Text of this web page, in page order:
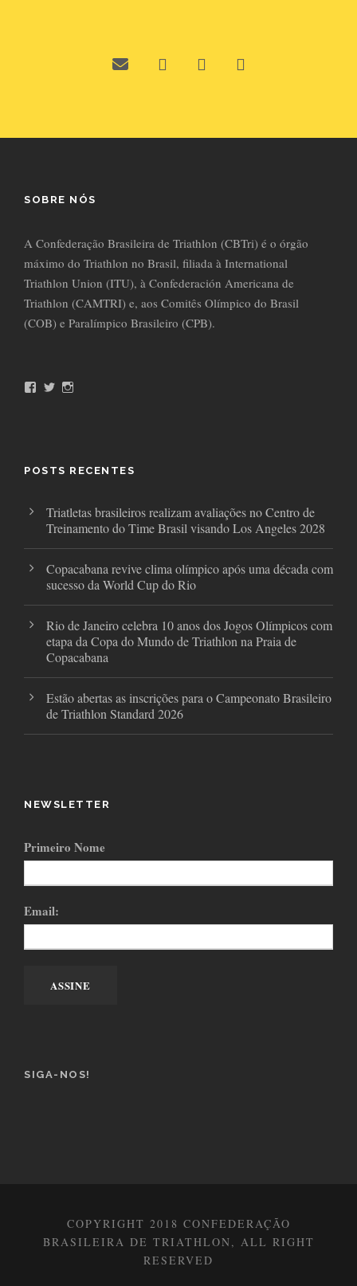
SOBRE NÓS
A Confederação Brasileira de Triathlon (CBTri) é o órgão
máximo do Triathlon no Brasil, filiada à International
Triathlon Union (ITU), à Confederación Americana de
Triathlon (CAMTRI) e, aos Comitês Olímpico do Brasil
(COB) e Paralímpico Brasileiro (CPB).
k
T
a
POSTS RECENTES
Triatletas brasileiros realizam avaliações no Centro de
Treinamento do Time Brasil visando Los Angeles 2028
Copacabana revive clima olímpico após uma década com
sucesso da World Cup do Rio
Rio de Janeiro celebra 10 anos dos Jogos Olímpicos com
etapa da Copa do Mundo de Triathlon na Praia de
Copacabana
Estão abertas as inscrições para o Campeonato Brasileiro
de Triathlon Standard 2026
NEWSLETTER
Primeiro Nome
Email:
SIGA-NOS!
COPYRIGHT 2018 CONFEDERAÇÃO
BRASILEIRA DE TRIATHLON, ALL RIGHT
RESERVED